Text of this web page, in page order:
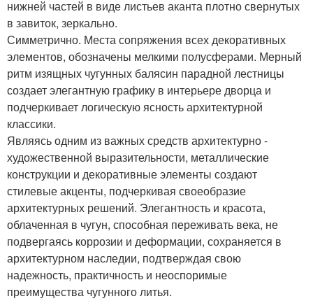
нижней частей в виде листьев аканта плотно свернутых
в завиток, зеркально.
Симметрично. Места сопряжения всех декоративных
элементов, обозначены мелкими полусферами. Мерный
ритм изящных чугунных балясин парадной лестницы
создает элегантную графику в интерьере дворца и
подчеркивает логическую ясность архитектурной
классики.
Являясь одним из важных средств архитектурно -
художественной выразительности, металлические
конструкции и декоративные элементы создают
стилевые акценты, подчеркивая своеобразие
архитектурных решений. Элегантность и красота,
облаченная в чугун, способная переживать века, не
подвергаясь коррозии и деформации, сохраняется в
архитектурном наследии, подтверждая свою
надежность, практичность и неоспоримые
преимущества чугунного литья.